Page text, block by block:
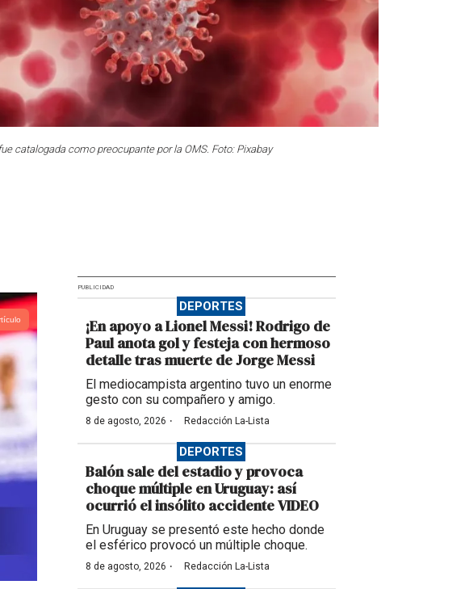
catalogada como preocupante por la OMS. Foto: Pixabay
PUBLICIDAD
DEPORTES
¡En apoyo a Lionel Messi! Rodrigo de
Paul anota gol y festeja con hermoso
detalle tras muerte de Jorge Messi
El mediocampista argentino tuvo un enorme
gesto con su compañero y amigo.
8 de agosto, 2026 · Redacción La-Lista
DEPORTES
Balón sale del estadio y provoca
choque múltiple en Uruguay: así
ocurrió el insólito accidente VIDEO
En Uruguay se presentó este hecho donde
el esférico provocó un múltiple choque.
8 de agosto, 2026 · Redacción La-Lista